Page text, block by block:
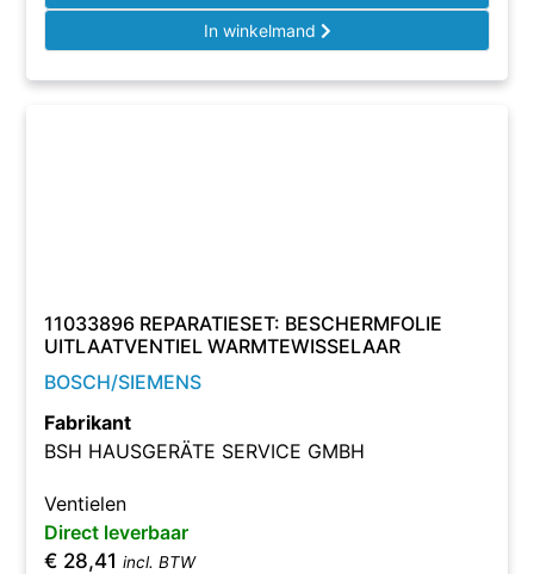
In winkelmand
11033896 REPARATIESET: BESCHERMFOLIE
UITLAATVENTIEL WARMTEWISSELAAR
BOSCH/SIEMENS
Fabrikant
BSH HAUSGERÄTE SERVICE GMBH
Ventielen
Direct leverbaar
€ 28,41 incl. BTW